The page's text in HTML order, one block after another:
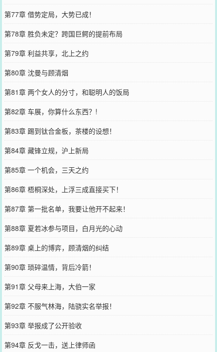
第77章 借势定局，大势已成！
第78章 胜负未定？跨国巨鳄的提前布局
第79章 利益共享，北上之约
第80章 沈曼与顾清烟
第81章 两个女人的分寸，和聪明人的饭局
第82章 车展，你算什么东西？!
第83章 踢到钛合金板，茶楼的设想！
第84章 藏锋立规，沪上新局
第85章 一个机会，三天之约
第86章 梧桐深处，上浮三成直接买下！
第87章 第一批名单，我要让他开不起来！
第88章 夏若冰参与项目，白月光的心动
第89章 桌上的博弈，顾清烟的纠结
第90章 琐碎温情，背后冷箭！
第91章 父母来上海，大伯一家
第92章 不服气林海，陆骁实名举报！
第93章 举报成了公开验收
第94章 反戈一击，送上律师函